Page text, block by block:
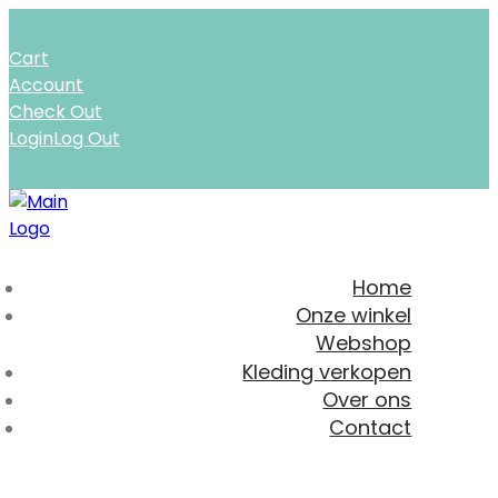
Cart
Account
Check Out
LoginLog Out
Home
Onze winkel
Webshop
Kleding verkopen
Over ons
Contact